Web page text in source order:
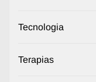
Tecnologia
Terapias